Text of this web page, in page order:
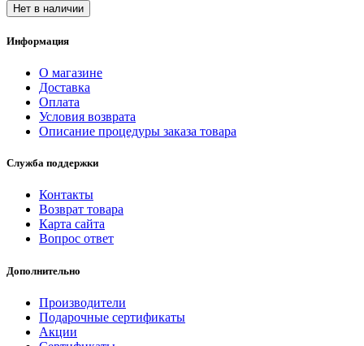
Нет в наличии
Информация
О магазине
Доставка
Оплата
Условия возврата
Описание процедуры заказа товара
Служба поддержки
Контакты
Возврат товара
Карта сайта
Вопрос ответ
Дополнительно
Производители
Подарочные сертификаты
Акции